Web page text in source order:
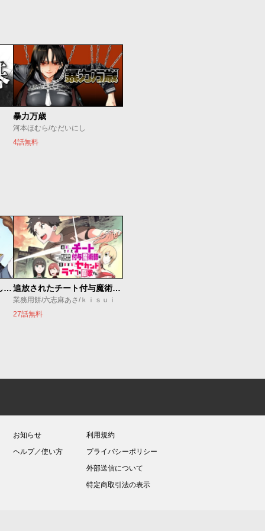
暴力万歳
河本ほむら/なだいにし
4話無料
世界最強の魔女、始めました ～私だけ『攻略サイト』を見れる世界で自由に生きます～ 追放されたチート付与魔術師は気ままなセカンドライフを謳歌する。 ～俺は武器だけじゃなく、あらゆるものに『強化ポイント』を付与できるし、俺の意思でいつでも効果を解除できるけど、残った人たち大丈夫？～
業務用餅/六志麻あさ/ｋｉｓｕｉ
27話無料
お知らせ
ヘルプ／使い方
利用規約
プライバシーポリシー
外部送信について
特定商取引法の表示